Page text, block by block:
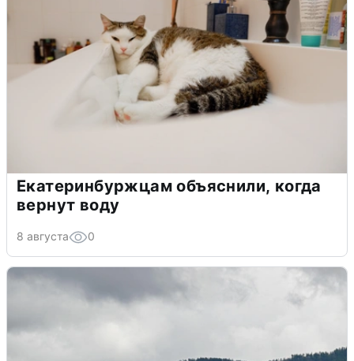
Екатеринбуржцам объяснили, когда
вернут воду
8 августа 0